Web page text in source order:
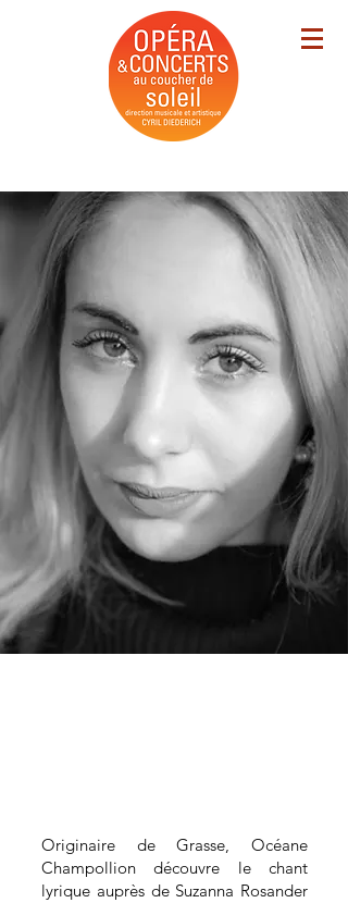
Originaire de Grasse, Océane
Champollion découvre le chant
lyrique auprès de Suzanna Rosander